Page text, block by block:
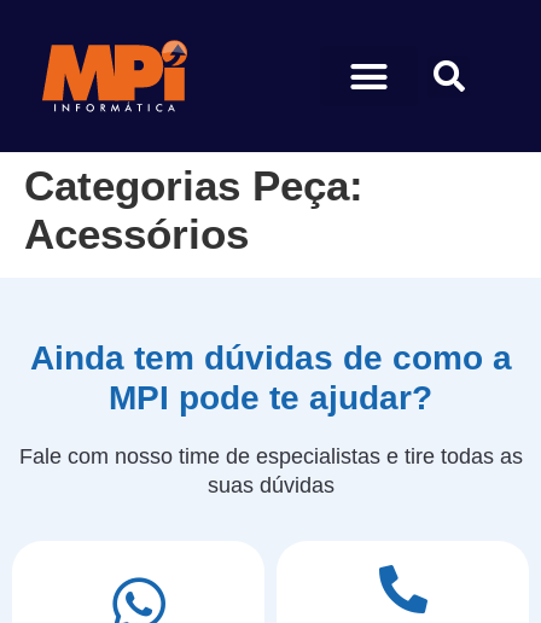
Categorias Peça:
Acessórios
Ainda tem dúvidas de como a
MPI pode te ajudar?
Fale com nosso time de especialistas e tire todas as
suas dúvidas